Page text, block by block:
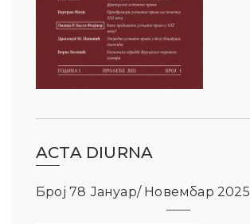
ACTA DIURNA
Број 78 Јануар/ Новембар 2025